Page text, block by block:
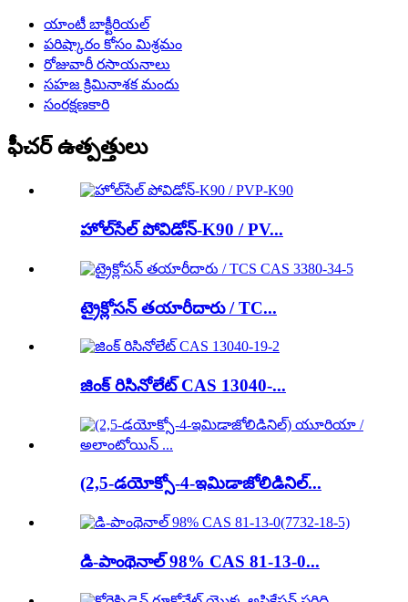
యాంటీ బాక్టీరియల్
పరిష్కారం కోసం మిశ్రమం
రోజువారీ రసాయనాలు
సహజ క్రిమినాశక మందు
సంరక్షణకారి
ఫీచర్ ఉత్పత్తులు
హోల్‌సేల్ పోవిడోన్-K90 / PV...
ట్రైక్లోసన్ తయారీదారు / TC...
జింక్ రిసినోలేట్ CAS 13040-...
(2,5-డయోక్సో-4-ఇమిడాజోలిడినిల్...
డి-పాంథెనాల్ 98% CAS 81-13-0...